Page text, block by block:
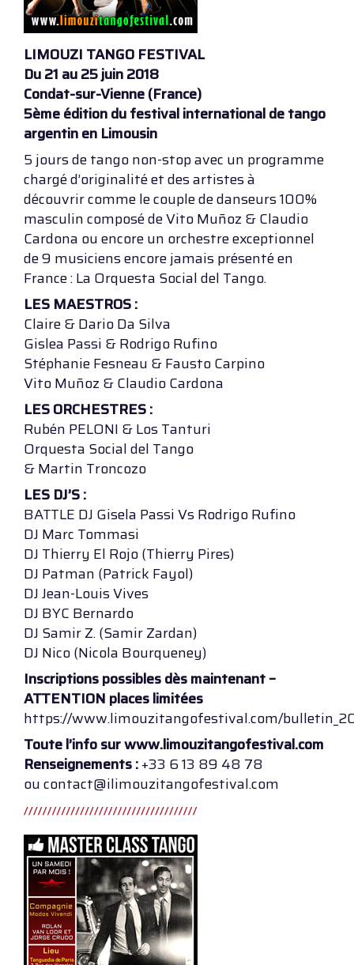
LIMOUZI TANGO FESTIVAL
Du 21 au 25 juin 2018
Condat-sur-Vienne (France)
5ème édition du festival international de tango
argentin en Limousin
5 jours de tango non-stop avec un programme
chargé d’originalité et des artistes à
découvrir comme le couple de danseurs 100%
masculin composé de Vito Muñoz & Claudio
Cardona ou encore un orchestre exceptionnel
de 9 musiciens encore jamais présenté en
France : La Orquesta Social del Tango.
LES MAESTROS :
Claire & Dario Da Silva
Gislea Passi & Rodrigo Rufino
Stéphanie Fesneau & Fausto Carpino
Vito Muñoz & Claudio Cardona
LES ORCHESTRES :
Rubén PELONI & Los Tanturi
Orquesta Social del Tango
& Martin Troncozo
LES DJ’S :
BATTLE DJ Gisela Passi Vs Rodrigo Rufino
DJ Marc Tommasi
DJ Thierry El Rojo (Thierry Pires)
DJ Patman (Patrick Fayol)
DJ Jean-Louis Vives
DJ BYC Bernardo
DJ Samir Z. (Samir Zardan)
DJ Nico (Nicola Bourqueney)
Inscriptions possibles dès maintenant –
ATTENTION places limitées
https://www.limouzitangofestival.com/
Toute l’info sur www.limouzitangofestival.com
Renseignements :+33 6 13 89 48 78
ou contact@ilimouzitangofestival.com